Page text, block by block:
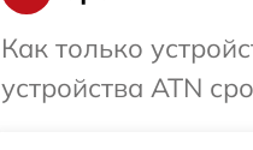
Как только
устройства ATN